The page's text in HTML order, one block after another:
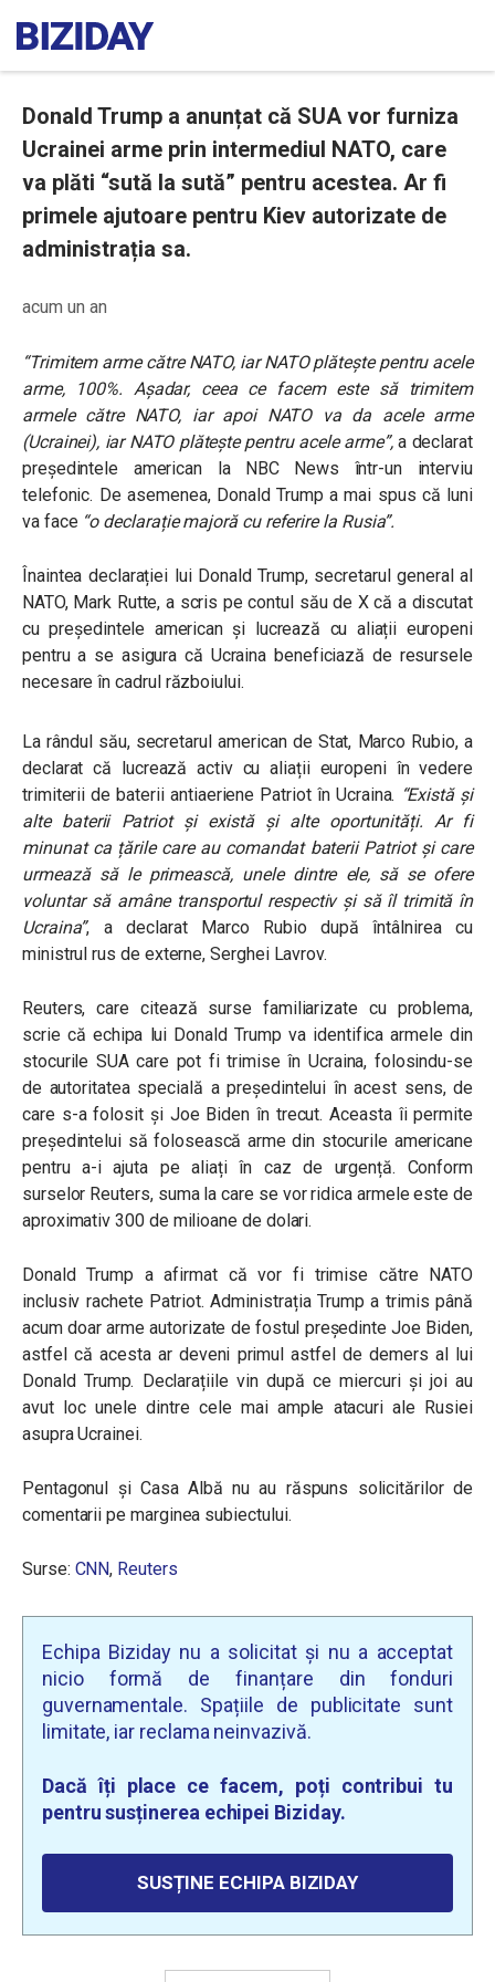
Donald Trump a anunțat că SUA vor furniza
Ucrainei arme prin intermediul NATO, care
va plăti “sută la sută” pentru acestea. Ar fi
primele ajutoare pentru Kiev autorizate de
administrația sa.
acum un an
“Trimitem arme către NATO, iar NATO plătește pentru acele
arme, 100%. Așadar, ceea ce facem este să trimitem
armele către NATO, iar apoi NATO va da acele arme
(Ucrainei), iar NATO plătește pentru acele arme”,a declarat
președintele american la NBC News într-un interviu
telefonic. De asemenea, Donald Trump a mai spus că luni
va face“o declarație majoră cu referire la Rusia”.
Înaintea declarației lui Donald Trump, secretarul general al
NATO, Mark Rutte, a scris pe contul său de X că a discutat
cu președintele american și lucrează cu aliații europeni
pentru a se asigura că Ucraina beneficiază de resursele
necesare în cadrul războiului.
La rândul său, secretarul american de Stat, Marco Rubio, a
declarat că lucrează activ cu aliații europeni în vedere
trimiterii de baterii antiaeriene Patriot în Ucraina. “Există și
alte baterii Patriot și există și alte oportunități. Ar fi
minunat ca țările care au comandat baterii Patriot și care
urmează să le primească, unele dintre ele, să se ofere
voluntar să amâne transportul respectiv și să îl trimită în
Ucraina”, a declarat Marco Rubio după întâlnirea cu
ministrul rus de externe, Serghei Lavrov.
Reuters, care citează surse familiarizate cu problema,
scrie că echipa lui Donald Trump va identifica armele din
stocurile SUA care pot fi trimise în Ucraina, folosindu-se
de autoritatea specială a președintelui în acest sens, de
care s-a folosit și Joe Biden în trecut. Aceasta îi permite
președintelui să folosească arme din stocurile americane
pentru a-i ajuta pe aliați în caz de urgență. Conform
surselor Reuters, suma la care se vor ridica armele este de
aproximativ 300 de milioane de dolari.
Donald Trump a afirmat că vor fi trimise către NATO
inclusiv rachete Patriot. Administrația Trump a trimis până
acum doar arme autorizate de fostul președinte Joe Biden,
astfel că acesta ar deveni primul astfel de demers al lui
Donald Trump. Declarațiile vin după ce miercuri și joi au
avut loc unele dintre cele mai ample atacuri ale Rusiei
asupra Ucrainei.
Pentagonul și Casa Albă nu au răspuns solicitărilor de
comentarii pe marginea subiectului.
Surse: CNN, Reuters
Echipa Biziday nu a solicitat și nu a acceptat
nicio formă de finanțare din fonduri
guvernamentale. Spațiile de publicitate sunt
limitate, iar reclama neinvazivă.
Dacă îți place ce facem, poți contribui tu
pentru susținerea echipei Biziday.
SUSȚINE ECHIPA BIZIDAY